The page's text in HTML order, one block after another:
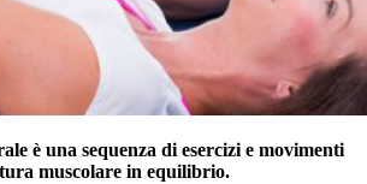
è una sequenza di esercizi e movimenti
muscolare in equilibrio.